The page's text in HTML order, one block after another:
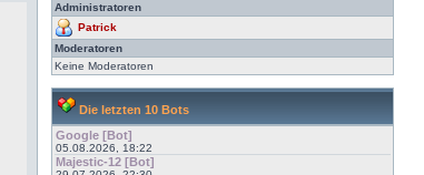
Administratoren
Patrick
Moderatoren
Keine Moderatoren
Die letzten 10 Bots
Google [Bot]
05.08.2026, 18:22
Majestic-12 [Bot]